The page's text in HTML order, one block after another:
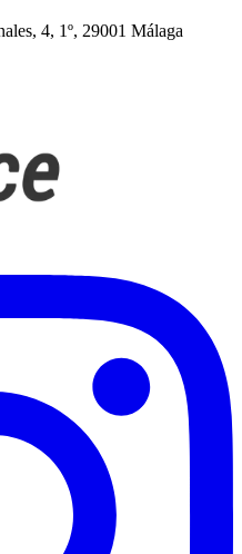
4, 1º, 29001 Málaga